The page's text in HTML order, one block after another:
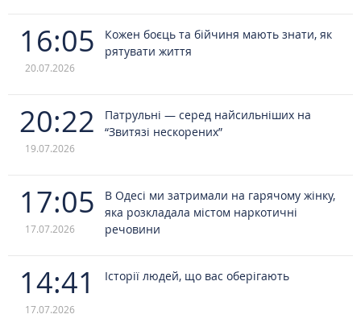
16:05
20.07.2026
Кожен боєць та бійчиня мають знати, як
рятувати життя
20:22
19.07.2026
Патрульні — серед найсильніших на
“Звитязі нескорених”
17:05
17.07.2026
В Одесі ми затримали на гарячому жінку,
яка розкладала містом наркотичні
речовини
14:41
17.07.2026
Історії людей, що вас оберігають